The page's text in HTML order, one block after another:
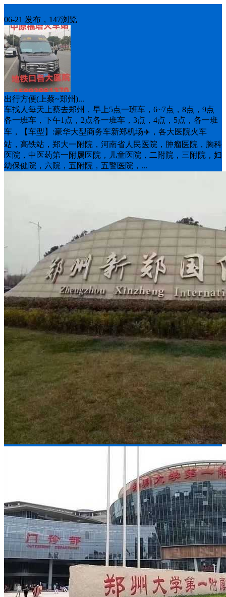
06-21 发布，147浏览
出行方便(上蔡~郑州)...
车找人每天上蔡去郑州，早上5点一班车，6~7点，8点，9点
各一班车，下午1点，2点各一班车，3点，4点，5点，各一班
车，【车型】:豪华大型商务车新郑机场✈️，各大医院火车
站，高铁站，郑大一附院，河南省人民医院，肿瘤医院，胸科
医院，中医药第一附属医院，儿童医院，二附院，三附院，妇
幼保健院，六院，五附院，五警医院，...